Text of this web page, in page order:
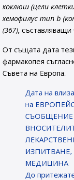
коклюш (цели
хемофилус тип b
(367), съставляващи
От същата дата
фармакопея
Съвета на Европа.
Датa на
на
МЕДИЦИНА
До